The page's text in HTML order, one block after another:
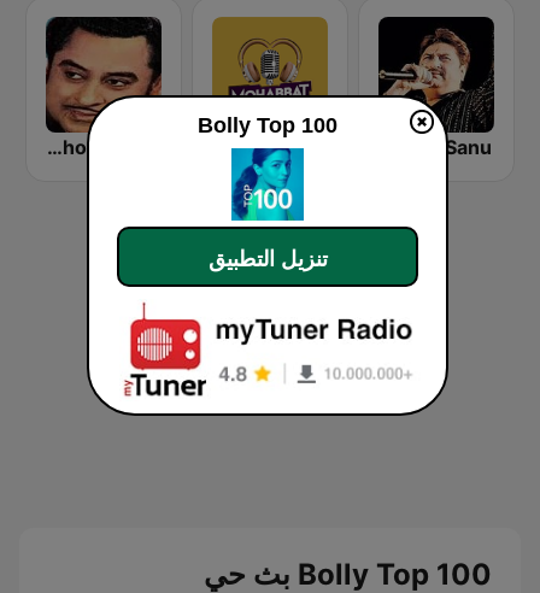
Kumar Sanu
Hits Of Kishor Kumar
Bolly Top 100 بث حي
Bolly Top 100
تنزيل التطبيق